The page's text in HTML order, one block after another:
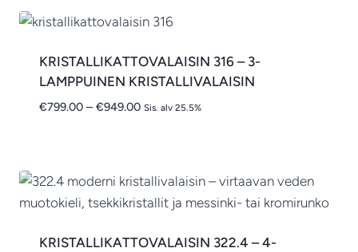
KRISTALLIKATTOVALAISIN 316 – 3-
LAMPPUINEN KRISTALLIVALAISIN
€799.00 – €949.00Hintaluokka:
Sis. alv 25.5%
KRISTALLIKATTOVALAISIN 322.4 – 4-